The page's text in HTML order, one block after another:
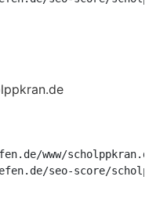
www/
seo-score/